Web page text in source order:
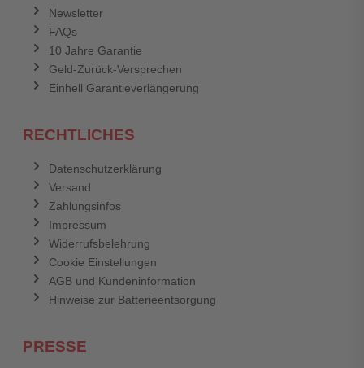
Newsletter
FAQs
10 Jahre Garantie
Geld-Zurück-Versprechen
Einhell Garantieverlängerung
RECHTLICHES
Datenschutzerklärung
Versand
Zahlungsinfos
Impressum
Widerrufsbelehrung
Cookie Einstellungen
AGB und Kundeninformation
Hinweise zur Batterieentsorgung
PRESSE